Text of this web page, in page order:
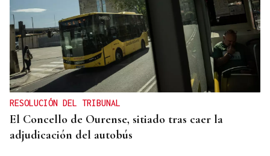
RESOLUCIÓN DEL TRIBUNAL
El Concello de Ourense, sitiado tras caer la
adjudicación del autobús